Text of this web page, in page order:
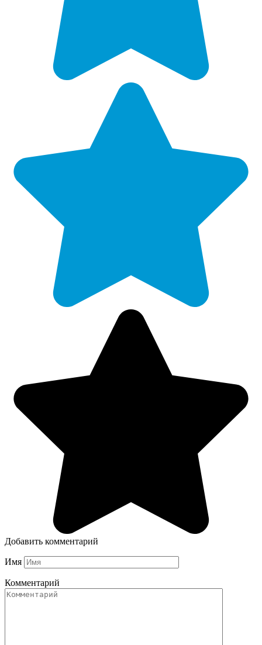
Добавить комментарий
Имя
Комментарий